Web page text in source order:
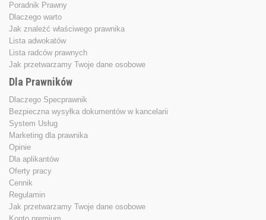
Poradnik Prawny
Dlaczego warto
Jak znależć właściwego prawnika
Lista adwokatów
Lista radców prawnych
Jak przetwarzamy Twoje dane osobowe
Dla Prawników
Dlaczego Specprawnik
Bezpieczna wysyłka dokumentów w kancelarii
System Usług
Marketing dla prawnika
Opinie
Dla aplikantów
Oferty pracy
Cennik
Regulamin
Jak przetwarzamy Twoje dane osobowe